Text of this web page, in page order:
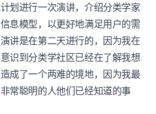
划进行一次演讲，介绍分类学家
息模型，以更好地满足用户的需
讲是在第二天进行的，因为我在
识到分类学社区已经在了解我想
成了一个两难的境地，因为我最
常聪明的人他们已经知道的事